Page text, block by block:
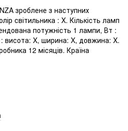
зроблене з наступних
світильника : X. Кількість ламп
потужність 1 лампи, Вт :
: висота: X, ширина: X, довжина: X.
12 місяців. Країна